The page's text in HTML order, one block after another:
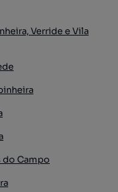
Verride e Vila
do Campo